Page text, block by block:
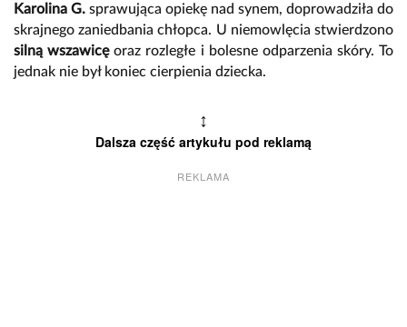
Karolina G. sprawująca opiekę nad synem, doprowadziła do
skrajnego zaniedbania chłopca. U niemowlęcia stwierdzono
silną wszawicęoraz rozległe i bolesne odparzenia skóry. To
jednak nie był koniec cierpienia dziecka.
↕
Dalsza część artykułu pod reklamą
REKLAMA